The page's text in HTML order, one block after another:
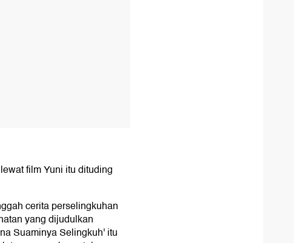
film Yuni itu dituding
cerita perselingkuhan
yang dijudulkan
Suaminya Selingkuh' itu